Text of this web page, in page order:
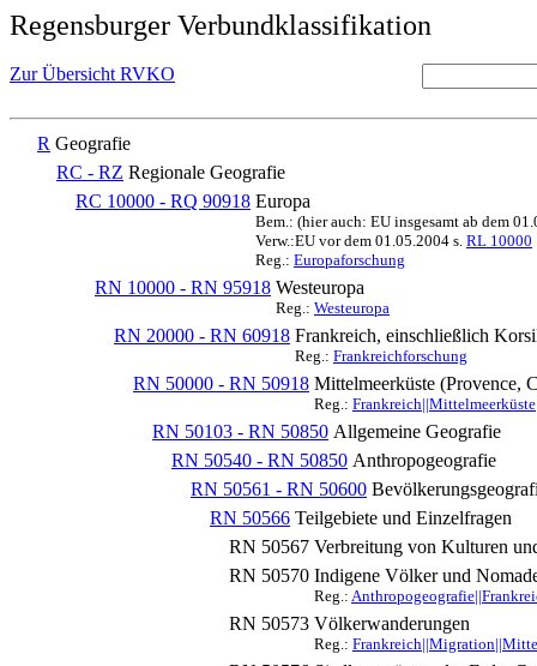
Regensburger Verbundklassifikation
Zur Übersicht RVKO
R Geografie
RC - RZ Regionale Geografie
RC 10000 - RQ 90918 Europa
Bem.: (hier auch: EU insgesamt ab dem
Verw.:EU vor dem 01.05.2004 s. RL 10000
Reg.: Europaforschung
RN 10000 - RN 95918 Westeuropa
Reg.: Westeuropa
RN 20000 - RN 60918 Frankreich, einschließlich
Reg.: Frankreichforschung
RN 50000 - RN 50918 Mittelmeerküste (Provence,
Reg.: Frankreich||Mittelmeerküste
RN 50103 - RN 50850 Allgemeine Geografie
RN 50540 - RN 50850 Anthropogeografie
RN 50561 - RN 50600
RN 50566 Teilgebiete und Einzelfragen
RN 50567 Verbreitung von Kulturen
RN 50570 Indigene Völker und
Reg.:
RN 50573 Völkerwanderungen
Reg.: